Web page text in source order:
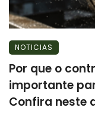
NOTICIAS
Por que o
importante
Confira neste